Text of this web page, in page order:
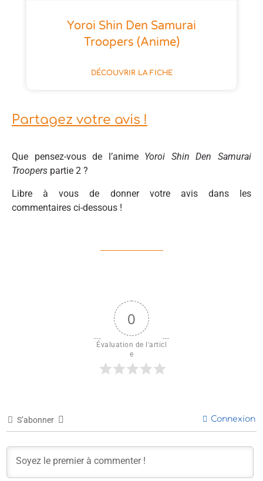
Yoroi Shin Den Samurai
Troopers (anime)
DÉCOUVRIR LA FICHE
Partagez votre avis !
Que pensez-vous de l’anime Yoroi Shin Den Samurai
Troopers partie 2 ?
Libre à vous de donner votre avis dans les
commentaires ci-dessous !
0
Évaluation de l'articl
e
S’abonner Connexion